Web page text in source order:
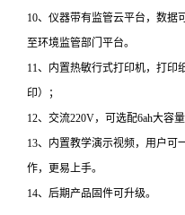
10、仪器带有监管云平台，数据
至环境监管部门平台。
11、内置热敏行式打印机，打印
印）；
12、交流220V，可选配6ah大容
13、内置教学演示视频，用户可
作，更易上手。
14、后期产品固件可升级。